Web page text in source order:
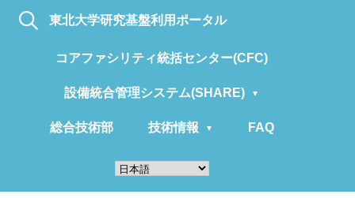
東北大学研究基盤利用ポータル
コアファシリティ統括センター(CFC)
設備統合管理システム(SHARE)
総合技術部 技術情報 FAQ